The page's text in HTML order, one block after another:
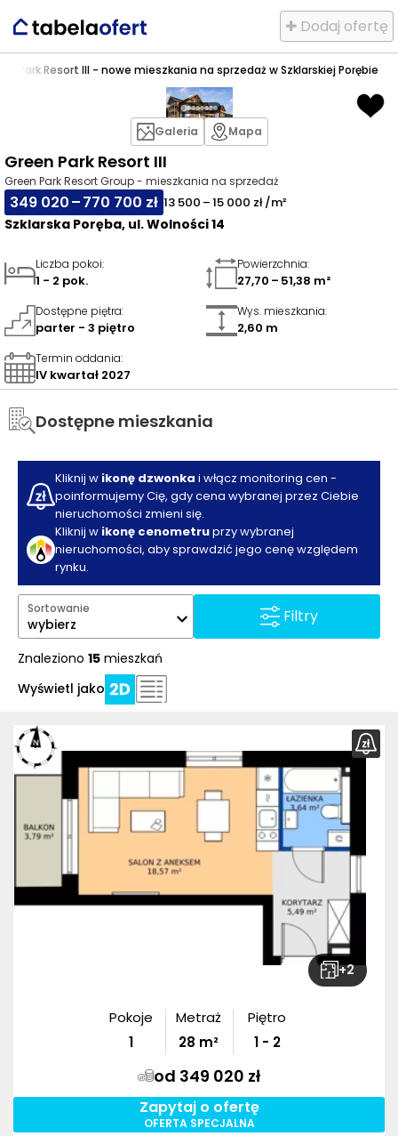
✚ Dodaj ofertę
Park Resort III - nowe mieszkania na sprzedaż w Szklarskiej Porębie
Green Park Resort III
Green Park Resort Group - mieszkania na sprzedaż
349 020 – 770 700 zł 13 500 – 15 000 zł /m²
Szklarska Poręba, ul. Wolności 14
Galeria Mapa
Liczba pokoi:
1 - 2 pok.
Powierzchnia:
27,70 – 51,38 m²
Dostępne piętra:
parter - 3 piętro
Wys. mieszkania:
2,60 m
Termin oddania:
IV kwartał 2027
Dostępne mieszkania
Kliknij w ikonę dzwonka i włącz monitoring cen -
poinformujemy Cię, gdy cena wybranej przez Ciebie
nieruchomości zmieni się.
Kliknij w ikonę cenometruprzy wybranej
nieruchomości, aby sprawdzić jego cenę względem
rynku.
Filtry
Sortowanie
wybierz
Znaleziono 15 mieszkań
Wyświetl jako
+2
Pokoje
1
Metraż
28 m²
Piętro
1 - 2
od 349 020 zł
Zapytaj o ofertę
OFERTA SPECJALNA